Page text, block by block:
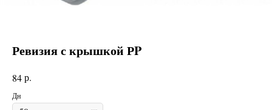
Ревизия с крышкой РP
84р.
Дн